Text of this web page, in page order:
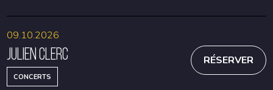
Julien Clerc
CONCERTS
09.10.2026
RÉSERVER